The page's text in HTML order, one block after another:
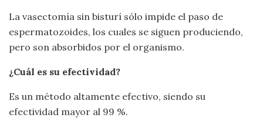
La vasectomía sin bisturí sólo impide el paso de
espermatozoides, los cuales se siguen produciendo,
pero son absorbidos por el organismo.
¿Cuál es su efectividad?
Es un método altamente efectivo, siendo su
efectividad mayor al 99 %.